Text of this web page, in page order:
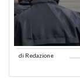
di Redazione